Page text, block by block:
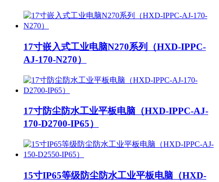
17寸嵌入式工业电脑N270系列（HXD-IPPC-
AJ-170-N270）
17寸防尘防水工业平板电脑（HXD-IPPC-AJ-
170-D2700-IP65）
15寸IP65等级防尘防水工业平板电脑（HXD-